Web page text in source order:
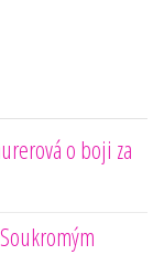
o boji za